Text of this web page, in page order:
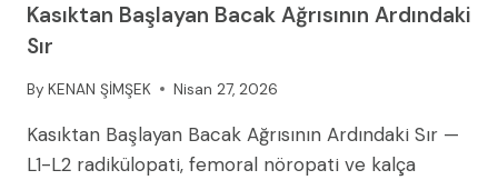
Kasıktan Başlayan Bacak Ağrısının Ardındaki
Sır
By KENAN ŞİMŞEK Nisan 27, 2026
Kasıktan Başlayan Bacak Ağrısının Ardındaki Sır —
L1-L2 radikülopati, femoral nöropati ve kalça